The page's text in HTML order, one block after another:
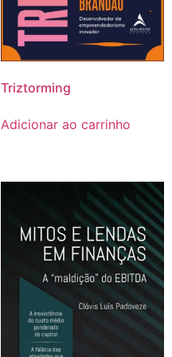
Triztorming
Adicionar ao carrinho